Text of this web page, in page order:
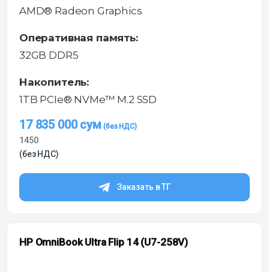
AMD® Radeon Graphics
Оперативная память:
32GB DDR5
Накопитель:
1TB PCIe® NVMe™ M.2 SSD
17 835 000сум
1450
(без НДС)
Заказать в ТГ
HP OmniBook Ultra Flip 14 (U7-258V)